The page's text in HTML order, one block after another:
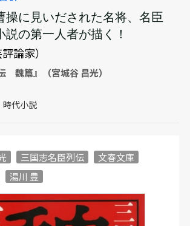
操に見いだされた名将、名臣
説の第一人者が描く！
評論家）
魏篇』（宮城谷 昌光）
時代小説
三国志名臣列伝
文春文庫
湯川 豊